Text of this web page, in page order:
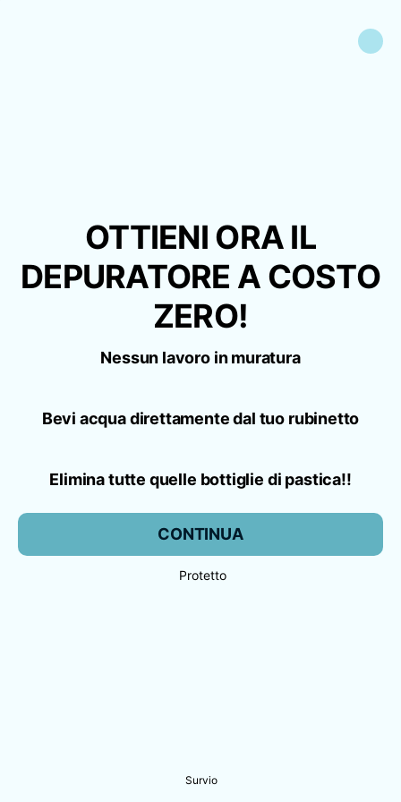
OTTIENI ORA IL
DEPURATORE A COSTO
ZERO!
Nessun lavoro in muratura
Bevi acqua direttamente dal tuo rubinetto
Elimina tutte quelle bottiglie di pastica!!
CONTINUA
Protetto
Survio